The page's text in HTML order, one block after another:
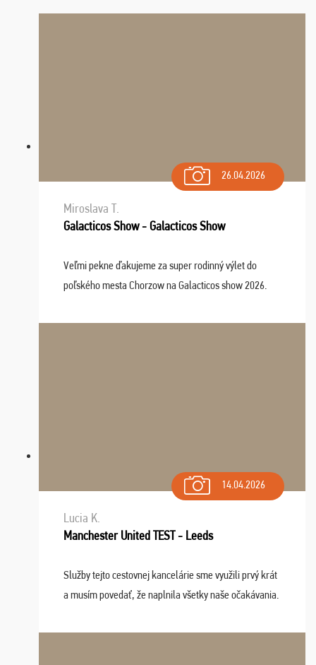
26.04.2026
Miroslava T.
Galacticos Show - Galacticos Show
Veľmi pekne ďakujeme za super rodinný výlet do
poľského mesta Chorzow na Galacticos show 2026.
Navštívili sme aj zábavný park Legendia, previe ...
14.04.2026
Lucia K.
Manchester United TEST - Leeds
Služby tejto cestovnej kancelárie sme využili prvý krát
a musím povedať, že naplnila všetky naše očakávania.
dispozícii nonstop (milí, profesionálni ...